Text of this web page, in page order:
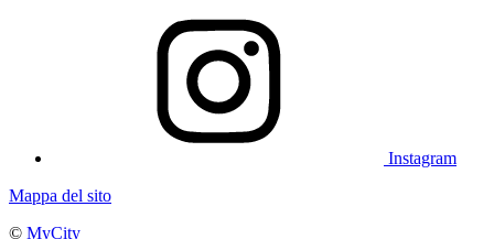
Instagram
Mappa del sito
© MyCity